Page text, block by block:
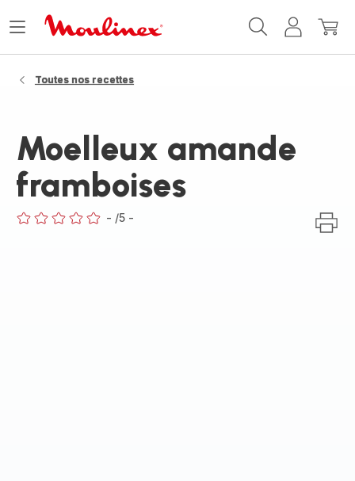
MonMon
Ouvrir
Toutes nos recettes
Moelleux amande
framboises
- /5 -